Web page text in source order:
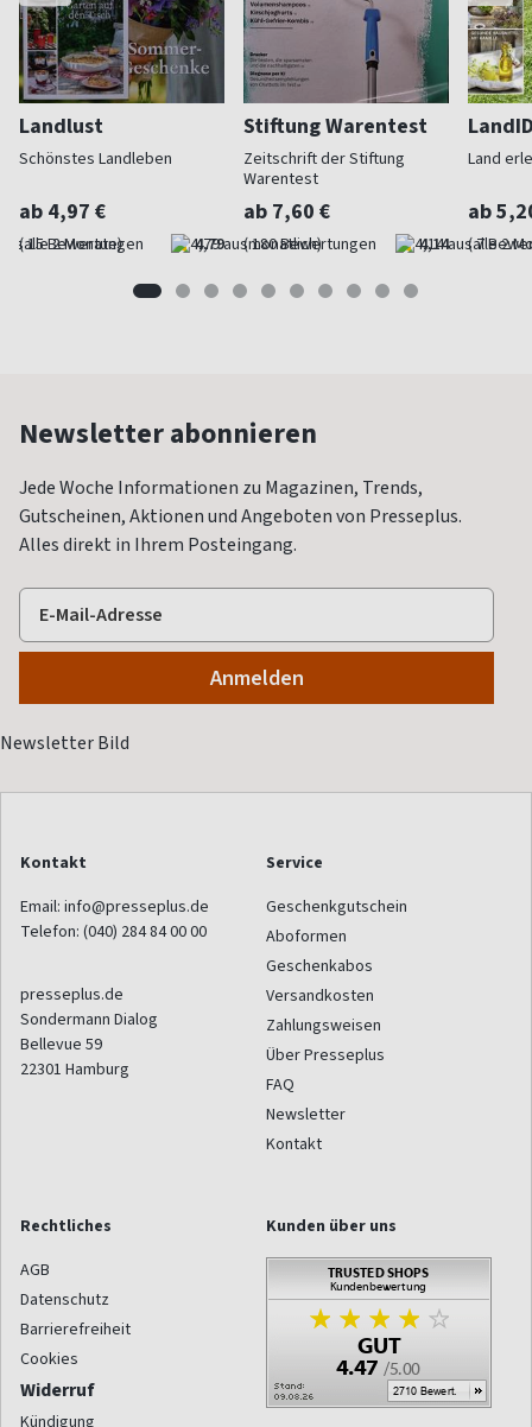
Landlust
Schönstes Landleben
ab 4,97 €
(alle 2 Monate) 4,79
Stiftung Warentest
Zeitschrift der Stiftung
Warentest
ab 7,60 €
(monatlich) 4,14
Land
ab
(alle 2
Newsletter abonnieren
Jede Woche Informationen zu Magazinen, Trends,
Gutscheinen, Aktionen und Angeboten von Presseplus.
Alles direkt in Ihrem Posteingang.
Kontakt
Email: info@presseplus.de
Telefon: (040) 284 84 00 00
presseplus.de
Sondermann Dialog
Bellevue 59
22301 Hamburg
Service
Geschenkgutschein
Aboformen
Geschenkabos
Versandkosten
Zahlungsweisen
Über Presseplus
FAQ
Newsletter
Kontakt
Rechtliches
AGB
Datenschutz
Barrierefreiheit
Cookies
Widerruf
Kündigung
Kunden über uns